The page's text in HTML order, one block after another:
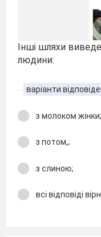
Інші шляхи
людини:
варіанти
з молоком жінки;
з потом,;
з слиною;
всі відповіді